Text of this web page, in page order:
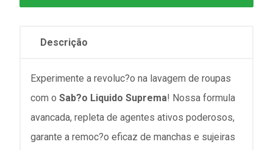
Descrição
Experimente a revoluc?o na lavagem de roupas
com o Sab?o Liquido Suprema! Nossa formula
avancada, repleta de agentes ativos poderosos,
garante a remoc?o eficaz de manchas e sujeiras